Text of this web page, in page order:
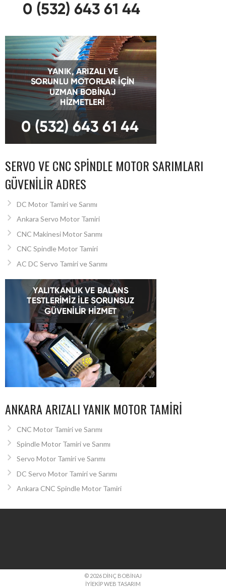
SERVO VE CNC SPINDLE MOTOR SARIMLARI
GÜVENILIR ADRES
DC Motor Tamiri ve Sarımı
Ankara Servo Motor Tamiri
CNC Makinesi Motor Sarımı
CNC Spindle Motor Tamiri
AC DC Servo Tamiri ve Sarımı
ANKARA ARIZALI YANIK MOTOR TAMIRI
CNC Motor Tamiri ve Sarımı
Spindle Motor Tamiri ve Sarımı
Servo Motor Tamiri ve Sarımı
DC Servo Motor Tamiri ve Sarımı
Ankara CNC Spindle Motor Tamiri
© 2026 DINÇ BOBINAJ
İYIEKIP WEB TASARIM